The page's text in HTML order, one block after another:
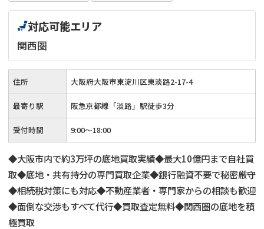
対応可能エリア
関西圏
住所 大阪府大阪市東淀川区東淡路2-17-4
最寄り駅 阪急京都線「淡路」駅徒歩3分
受付時間 9:00～18:00
◆大阪市内で約3万坪の底地買取実績◆最大10億円まで自社買
取◆底地・共有持分の専門買取企業◆銀行融資不要で秘密厳守
◆相続税対策にも対応◆不動産業者・専門家からの相談も歓迎
◆面倒な交渉もすべて代行◆買取査定無料◆関西圏の底地を積
極買取